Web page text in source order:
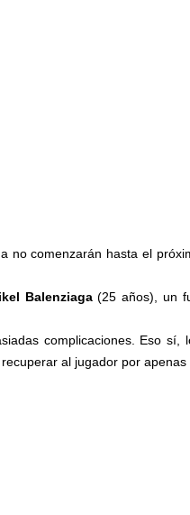
no comenzarán hasta el
Balenziaga(25 años), un
complicaciones. Eso
al jugador por apenas